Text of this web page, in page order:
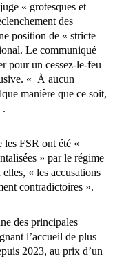
« grotesques et
des
position de « stricte
Le communiqué
pour un cessez-le-feu
« À aucun
manière que ce soit,
.
les FSR ont été «
» par le régime
« les accusations
contradictoires ».
des principales
l’accueil de plus
2023, au prix d’un